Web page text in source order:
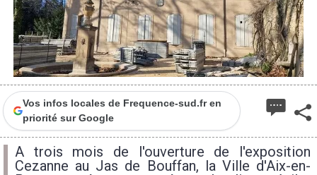
Vos infos locales de Frequence-sud.fr en
priorité sur Google
A trois mois de l'ouverture de l'exposition
Cezanne au Jas de Bouffan, la Ville d'Aix-en-